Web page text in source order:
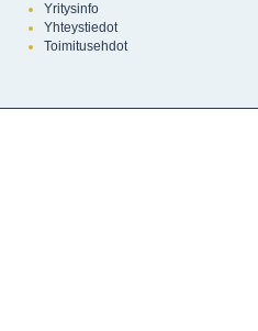
Yritysinfo
Yhteystiedot
Toimitusehdot